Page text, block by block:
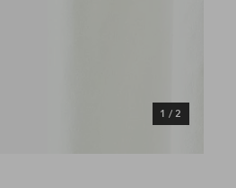
1 / 2